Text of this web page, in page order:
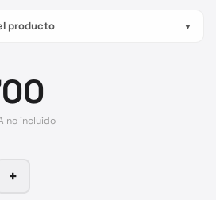
producto ▼
no incluido
+